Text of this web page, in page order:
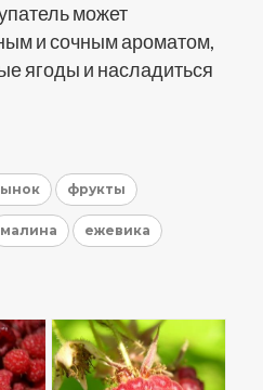
может
и сочным ароматом,
ягоды и насладиться
фрукты
малина ежевика